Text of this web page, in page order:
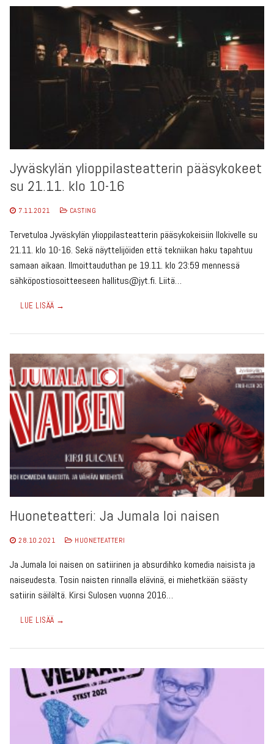
Jyväskylän ylioppilasteatterin pääsykokeet
su 21.11. klo 10-16
7.11.2021 CASTING
Tervetuloa Jyväskylän ylioppilasteatterin pääsykokeisiin Ilokivelle su
21.11. klo 10-16. Sekä näyttelijöiden että tekniikan haku tapahtuu
samaan aikaan. Ilmoittauduthan pe 19.11. klo 23:59 mennessä
sähköpostiosoitteeseen hallitus@jyt.fi. Liitä…
LUE LISÄÄ →
Huoneteatteri: Ja Jumala loi naisen
28.10.2021 HUONETEATTERI
Ja Jumala loi naisen on satiirinen ja absurdihko komedia naisista ja
naiseudesta. Tosin naisten rinnalla elävinä, ei miehetkään säästy
satiirin säilältä. Kirsi Sulosen vuonna 2016…
LUE LISÄÄ →